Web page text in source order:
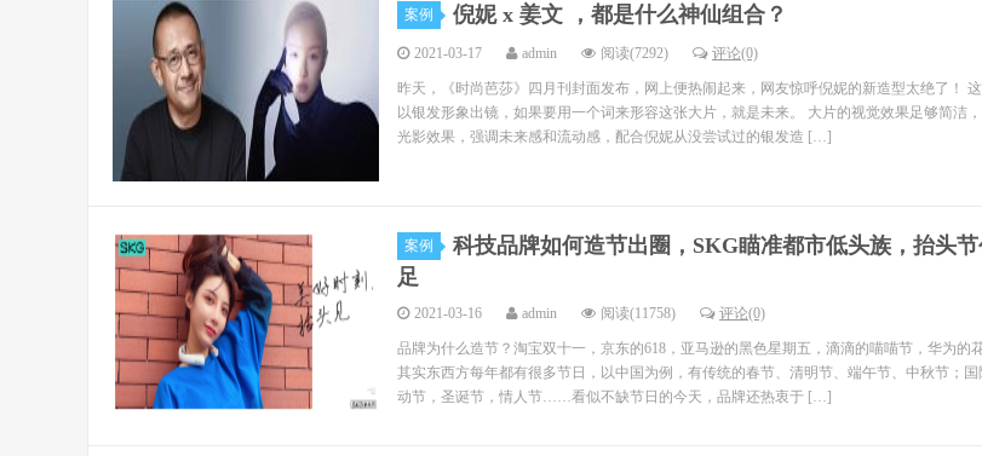
案例 倪妮 x 姜文 ，都是什么神仙组合？
2021-03-17 admin 阅读(7292) 评论(0)
昨天，《时尚芭莎》四月刊封面发布，网上便热闹起来，网友惊呼倪妮的新造型太绝了！
以银发形象出镜，如果要用一个词来形容这张大片，就是未来。 大片的视觉效果足够简洁
光影效果，强调未来感和流动感，配合倪妮从没尝试过的银发造 […]
案例
科技品牌如何造节出圈，SKG瞄准都市低头族，抬头
足
2021-03-16 admin 阅读(11758) 评论(0)
品牌为什么造节？淘宝双十一，京东的618，亚马逊的黑色星期五，滴滴的喵喵节，华为
其实东西方每年都有很多节日，以中国为例，有传统的春节、清明节、端午节、中秋节；
动节，圣诞节，情人节……看似不缺节日的今天，品牌还热衷于 […]